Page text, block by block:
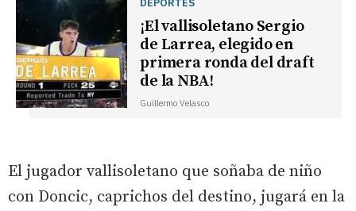
¡El vallisoletano Sergio
de Larrea, elegido en
primera ronda del draft
de la NBA!
Guillermo Velasco
El jugador vallisoletano que soñaba de niño
con Doncic, caprichos del destino, jugará en la